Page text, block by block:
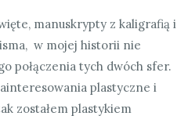
manuskrypty z kaligrafią i
w mojej historii nie
połączenia tych dwóch sfer.
plastyczne i
zostałem plastykiem